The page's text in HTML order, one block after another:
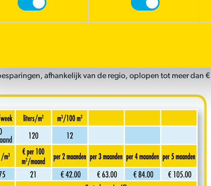
en kosten
Saver
van 200 liter water per m2 per maand levert dit in het
reductie van 0,70 x 1.000 liter is 700 liter per m2 op. Per
afhankelijk van de regio, oplopen tot meer dan